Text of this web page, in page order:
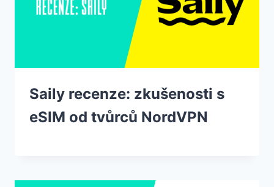
Saily recenze: zkušenosti s
eSIM od tvůrců NordVPN